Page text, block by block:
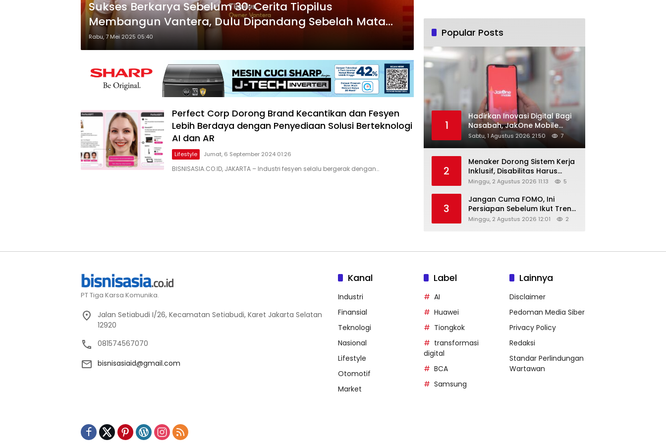
Sukses Berkarya Sebelum 30: Cerita Tiopilus
Membangun Vantera, Dulu Dipandang Sebelah Mata
Kini Diincar Banyak Mata
Rabu, 7 Mei 2025 05:40
Perfect Corp Dorong Brand Kecantikan dan Fesyen
Lebih Berdaya dengan Penyediaan Solusi Berteknologi
AI dan AR
Lifestyle Jumat, 6 September 2024 01:26
BISNISASIA.CO.ID, JAKARTA – Industri fesyen selalu bergerak dengan…
Popular Posts
1
Hadirkan Inovasi Digital Bagi
Nasabah, JakOne Mobile
Antar Bank Jakarta Sukses
Raih Digital Excellence
Sabtu, 1 Agustus 2026 21:50 7
2
Menaker Dorong Sistem Kerja
Inklusif, Disabilitas Harus
Dapat Kesempatan Setara
Minggu, 2 Agustus 2026 11:13 5
3
Jangan Cuma FOMO, Ini
Persiapan Sebelum Ikut Tren
Hyrox
Minggu, 2 Agustus 2026 12:01 2
PT Tiga Karsa Komunika.
Jalan Setiabudi I/26, Kecamatan Setiabudi, Karet Jakarta Selatan
12920
081574567070
bisnisasiaid@gmail.com
Kanal
Industri
Finansial
Teknologi
Nasional
Lifestyle
Otomotif
Market
Label
AI
Huawei
Tiongkok
transformasi
digital
BCA
Samsung
Lainnya
Disclaimer
Pedoman Media Siber
Privacy Policy
Redaksi
Standar Perlindungan
Wartawan